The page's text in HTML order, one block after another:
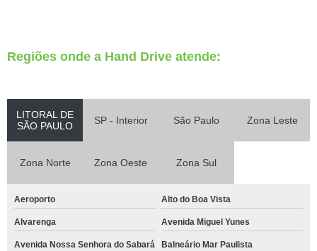
Regiões onde a Hand Drive atende:
LITORAL DE
SÃO PAULO
SP - Interior São Paulo Zona Leste
Zona Norte Zona Oeste Zona Sul
Aeroporto Alto do Boa Vista
Alvarenga Avenida Miguel Yunes
Avenida Nossa Senhora do Sabará Balneário Mar Paulista